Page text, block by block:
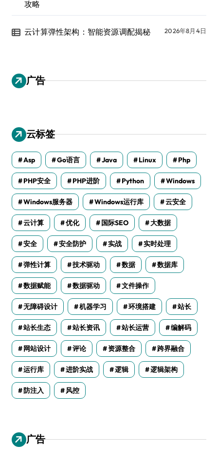
攻略
云计算弹性架构：智能资源调配揭秘 2026年8月4日
广告
云标签
Asp Go语言 Java Linux Php
PHP安全 PHP进阶 Python Windows
Windows服务器 Windows运行库 云安全
云计算 优化 国际SEO 大数据
安全 安全防护 实战 实时处理
弹性计算 技术驱动 数据 数据库
数据赋能 数据驱动 文件操作
无障碍设计 机器学习 环境搭建 站长
站长生态 站长资讯 站长运营 编解码
网站设计 评论 资源整合 跨界融合
运行库 进阶实战 逻辑 逻辑架构
防注入 风控
广告